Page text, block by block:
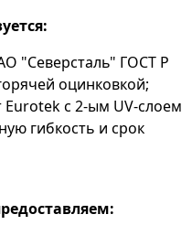
"Северсталь" ГОСТ Р
оцинковкой;
с 2-ым UV-слоем
гибкость и срок